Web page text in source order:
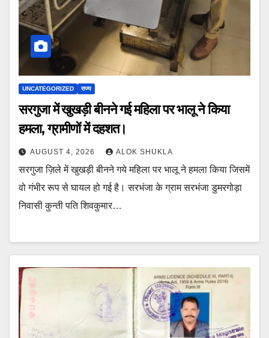
UNCATEGORIZED राज्य
सरगुजा में खुखड़ी बीनने गई महिला पर भालू ने किया
हमला, ग्रामीणों में दहशत।
AUGUST 4, 2026 ALOK SHUKLA
सरगुजा ज़िले में खुखड़ी बीनने गये महिला पर भालू ने हमला किया जिसमें
वो गंभीर रूप से घायल हो गई है। सरभंजा के ग्राम सरभंजा डुमरगोड़ा
निवासी कुन्ती पति शिवकुमार…